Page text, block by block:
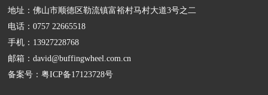
地址：佛山市顺德区勒流镇富裕村马村大道3号之二
电话：0757 22665518
手机：13927228768
邮箱：david@buffingwheel.com.cn
备案号：粤ICP备17123728号